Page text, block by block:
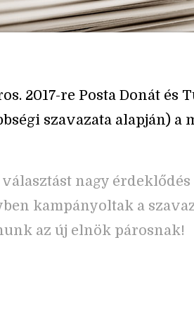
2017-re Posta Donát és
szavazata alapján) a
nagy érdeklődés
kampányoltak a
az új elnök párosnak!